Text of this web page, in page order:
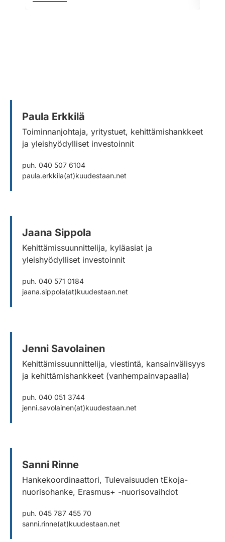
Paula Erkkilä
Toiminnanjohtaja, yritystuet, kehittämishankkeet
ja yleishyödylliset investoinnit
puh. 040 507 6104
paula.erkkila(at)kuudestaan.net
Jaana Sippola
Kehittämissuunnittelija, kyläasiat ja
yleishyödylliset investoinnit
puh. 040 571 0184
jaana.sippola(at)kuudestaan.net
Jenni Savolainen
Kehittämissuunnittelija, viestintä, kansainvälisyys
ja kehittämishankkeet (vanhempainvapaalla)
puh. 040 051 3744
jenni.savolainen(at)kuudestaan.net
Sanni Rinne
Hankekoordinaattori, Tulevaisuuden tEkoja-
nuorisohanke, Erasmus+ -nuorisovaihdot
puh. 045 787 455 70
sanni.rinne(at)kuudestaan.net